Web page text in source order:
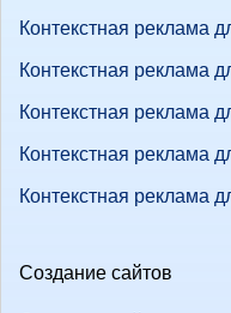
Контекстная реклама
Контекстная реклама
Контекстная реклама
Контекстная реклама
Контекстная реклама
Создание сайтов